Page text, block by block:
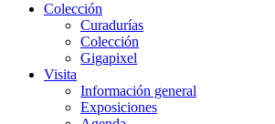
Colección
Curadurías
Colección
Gigapixel
Visita
Información general
Exposiciones